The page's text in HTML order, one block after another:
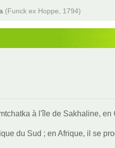
(Funck ex Hoppe, 1794)
à l'île de Sakhaline,
du Sud ; en Afrique, il se